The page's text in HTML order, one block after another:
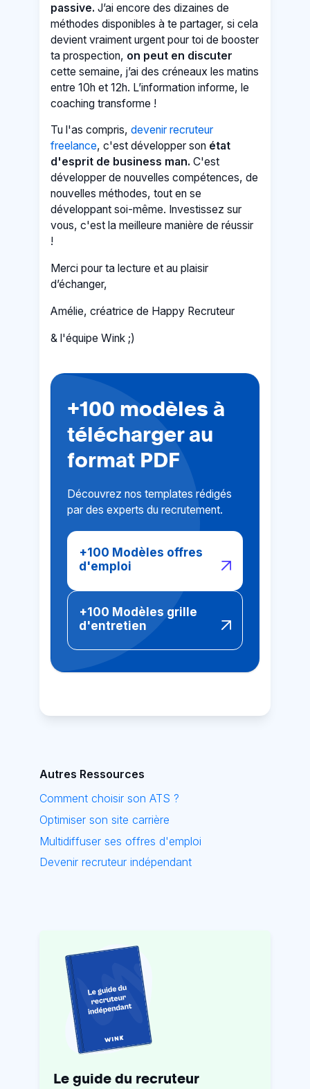
Autres Ressources
Comment choisir son ATS ?
Optimiser son site carrière
Multidiffuser ses offres d'emploi
Devenir recruteur indépendant
passive.J’ai encore des dizaines de
méthodes disponibles à te partager, si cela
devient vraiment urgent pour toi de booster
ta prospection, on peut en discuter
cette semaine, j’ai des créneaux les matins
entre 10h et 12h. L’information informe, le
coaching transforme !
Tu l'as compris,devenir recruteur
freelance, c'est développer son état
d'esprit de business man.C'est
développer de nouvelles compétences, de
nouvelles méthodes, tout en se
développant soi-même. Investissez sur
vous, c'est la meilleure manière de réussir
!
Merci pour ta lecture et au plaisir
d’échanger,
Amélie, créatrice de Happy Recruteur
& l'équipe Wink ;)
+100 modèles à
télécharger au
format PDF
Découvrez nos templates rédigés
par des experts du recrutement.
+100 Modèles offres
d'emploi
+100 Modèles grille
d'entretien
Le guide du recruteur